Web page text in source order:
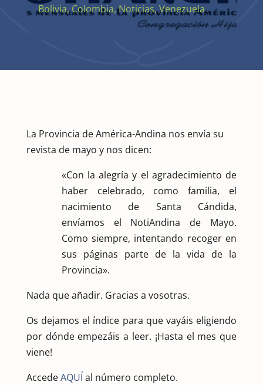
Bolivia,Colombia,Noticias,Venezuela
La Provincia de América-Andina nos envía su
revista de mayo y nos dicen:
«Con la alegría y el agradecimiento de
haber celebrado, como familia, el
nacimiento de Santa Cándida,
envíamos el NotiAndina de Mayo.
Como siempre, intentando recoger en
sus páginas parte de la vida de la
Provincia».
Nada que añadir. Gracias a vosotras.
Os dejamos el índice para que vayáis eligiendo
por dónde empezáis a leer. ¡Hasta el mes que
viene!
AccedeAQUÍ al número completo.